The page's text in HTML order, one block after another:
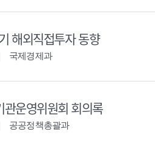
해외직접투자 동향
국제경제과
관운영위원회 회의록
공공정책총괄과